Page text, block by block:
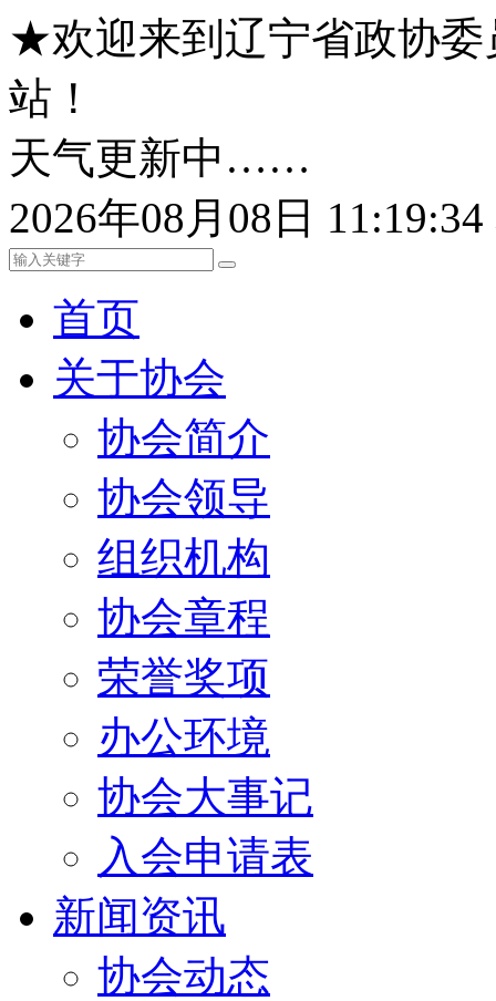
★欢迎来到辽宁省政协委
站！
天气更新中……
2026年08月08日
首页
关于协会
协会简介
协会领导
组织机构
协会章程
荣誉奖项
办公环境
协会大事记
入会申请表
新闻资讯
协会动态